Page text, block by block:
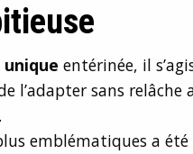
entérinée, il
l’adapter sans relâche
emblématiques a